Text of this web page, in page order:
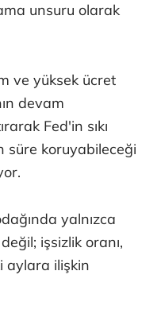
unsuru olarak
ve yüksek ücret
devam
Fed'in sıkı
süre koruyabileceği
yalnızca
işsizlik oranı,
aylara ilişkin